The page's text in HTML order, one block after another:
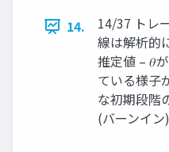
14.
14/37 トレ
線は解析的
推定値 – 𝜃
ている様子
な初期段階
(バーンイン